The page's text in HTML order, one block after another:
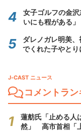
女子ゴルフの金
いにも程がある
ダレノガレ明美
でくれた子やとり
J-CAST ニュース
コメントラ
蓮舫氏「止める人
然」 高市首相「